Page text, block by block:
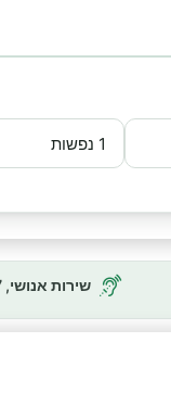
שירות אנושי, 7 ימים בשבוע